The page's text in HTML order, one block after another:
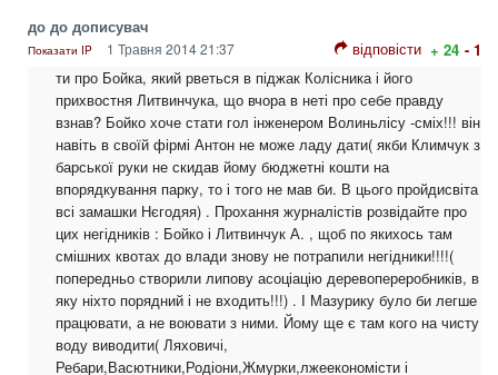
до до дописувач
Показати IP 1 Травня 2014 21:37 відповісти + 24 - 1
ти про Бойка, який рветься в піджак Колісника і його
прихвостня Литвинчука, що вчора в неті про себе правду
взнав? Бойко хоче стати гол інженером Волиньлісу -сміх!!! він
навіть в своїй фірмі Антон не може ладу дати( якби Климчук з
барської руки не скидав йому бюджетні кошти на
впорядкування парку, то і того не мав би. В цього пройдисвіта
всі замашки Нєгодяя) . Прохання журналістів розвідайте про
цих негідників : Бойко і Литвинчук А. , щоб по якихось там
смішних квотах до влади знову не потрапили негідники!!!!(
попередньо створили липову асоціацію деревопереробників, в
яку ніхто порядний і не входить!!!) . І Мазурику було би легше
працювати, а не воювати з ними. Йому ще є там кого на чисту
воду виводити( Ляховичі,
Ребари,Васютники,Родіони,Жмурки,лжеекономісти і